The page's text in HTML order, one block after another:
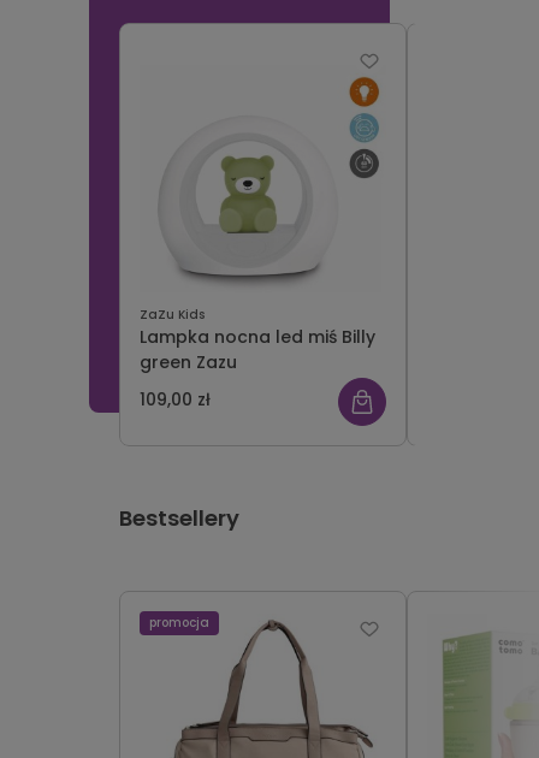
ZaZu Kids
Lampka nocna led miś Billy
green Zazu
109,00 zł
Bestsellery
promocja